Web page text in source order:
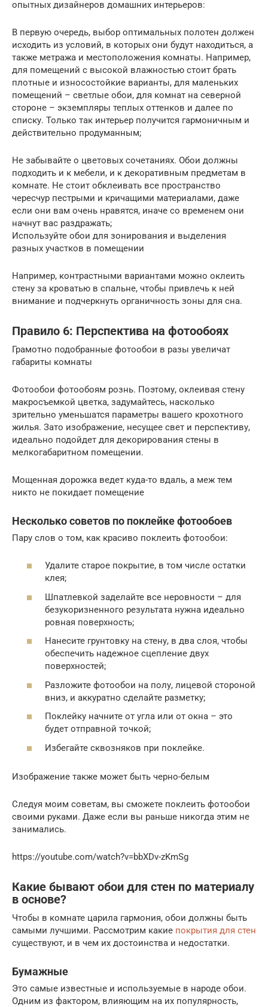
опытных дизайнеров домашних интерьеров:
В первую очередь, выбор оптимальных полотен должен
исходить из условий, в которых они будут находиться, а
также метража и местоположения комнаты. Например,
для помещений с высокой влажностью стоит брать
плотные и износостойкие варианты, для маленьких
помещений – светлые обои, для комнат на северной
стороне – экземпляры теплых оттенков и далее по
списку. Только так интерьер получится гармоничным и
действительно продуманным;
Не забывайте о цветовых сочетаниях. Обои должны
подходить и к мебели, и к декоративным предметам в
комнате. Не стоит обклеивать все пространство
чересчур пестрыми и кричащими материалами, даже
если они вам очень нравятся, иначе со временем они
начнут вас раздражать;
Используйте обои для зонирования и выделения
разных участков в помещении
Например, контрастными вариантами можно оклеить
стену за кроватью в спальне, чтобы привлечь к ней
внимание и подчеркнуть органичность зоны для сна.
Правило 6: Перспектива на фотообоях
Грамотно подобранные фотообои в разы увеличат
габариты комнаты
Фотообои фотообоям рознь. Поэтому, оклеивая стену
макросъемкой цветка, задумайтесь, насколько
зрительно уменьшатся параметры вашего крохотного
жилья. Зато изображение, несущее свет и перспективу,
идеально подойдет для декорирования стены в
мелкогабаритном помещении.
Мощенная дорожка ведет куда-то вдаль, а меж тем
никто не покидает помещение
Несколько советов по поклейке фотообоев
Пару слов о том, как красиво поклеить фотообои:
Удалите старое покрытие, в том числе остатки
клея;
Шпатлевкой заделайте все неровности – для
безукоризненного результата нужна идеально
ровная поверхность;
Нанесите грунтовку на стену, в два слоя, чтобы
обеспечить надежное сцепление двух
поверхностей;
Разложите фотообои на полу, лицевой стороной
вниз, и аккуратно сделайте разметку;
Поклейку начните от угла или от окна – это
будет отправной точкой;
Избегайте сквозняков при поклейке.
Изображение также может быть черно-белым
Следуя моим советам, вы сможете поклеить фотообои
своими руками. Даже если вы раньше никогда этим не
занимались.
https://youtube.com/watch?v=bbXDv-zKmSg
Какие бывают обои для стен по материалу
в основе?
Чтобы в комнате царила гармония, обои должны быть
самыми лучшими. Рассмотрим какие покрытия для стен
существуют, и в чем их достоинства и недостатки.
Бумажные
Это самые известные и используемые в народе обои.
Одним из фактором, влияющим на их популярность,